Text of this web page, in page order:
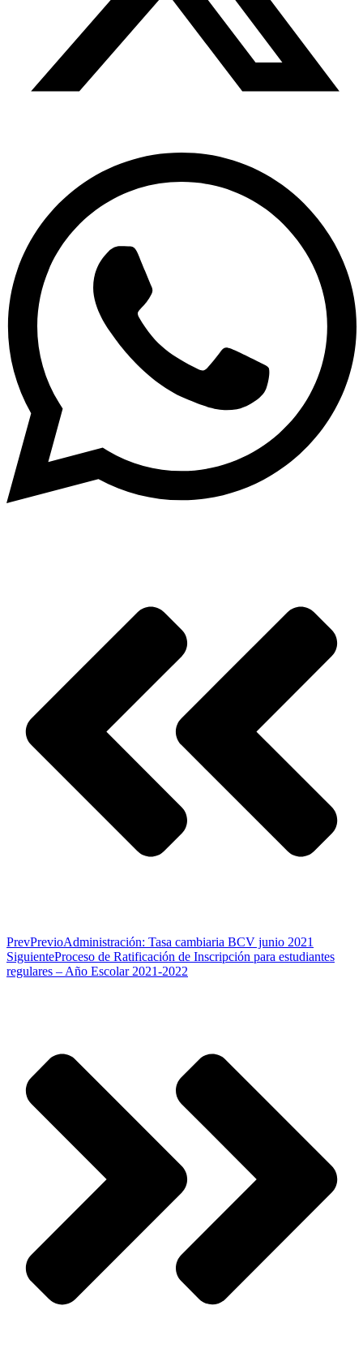
PrevPrevioAdministración: Tasa cambiaria BCV junio 2021
SiguienteProceso de Ratificación de Inscripción para estudiantes
regulares – Año Escolar 2021-2022